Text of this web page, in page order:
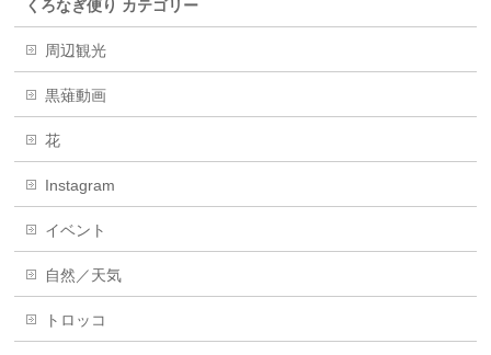
くろなぎ便り カテゴリー
周辺観光
黒薙動画
花
Instagram
イベント
自然／天気
トロッコ